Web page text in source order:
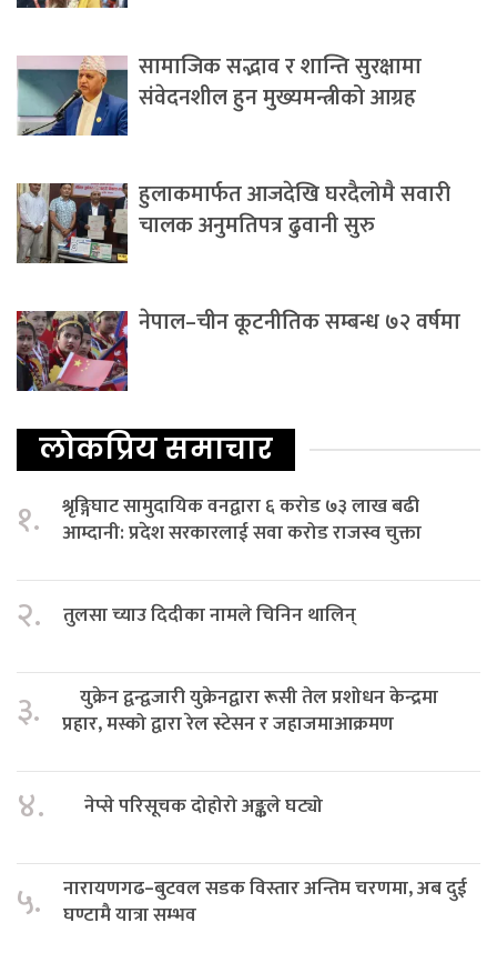
सामाजिक सद्भाव र शान्ति सुरक्षामा
संवेदनशील हुन मुख्यमन्त्रीको आग्रह
हुलाकमार्फत आजदेखि घरदैलोमै सवारी
चालक अनुमतिपत्र ढुवानी सुरु
नेपाल–चीन कूटनीतिक सम्बन्ध ७२ वर्षमा
लोकप्रिय समाचार
१.
श्रृङ्गिघाट सामुदायिक वनद्वारा ६ करोड ७३ लाख बढी
आम्दानी: प्रदेश सरकारलाई सवा करोड राजस्व चुक्ता
२. तुलसा च्याउ दिदीका नामले चिनिन थालिन्
३.
युक्रेन द्वन्द्वजारी युक्रेनद्वारा रूसी तेल प्रशोधन केन्द्रमा
प्रहार, मस्को द्वारा रेल स्टेसन र जहाजमाआक्रमण
४. नेप्से परिसूचक दोहोरो अङ्कले घट्यो
५.
नारायणगढ–बुटवल सडक विस्तार अन्तिम चरणमा, अब दुई
घण्टामै यात्रा सम्भव